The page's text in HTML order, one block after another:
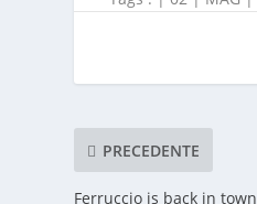
PRECEDENTE
Ferruccio is back in